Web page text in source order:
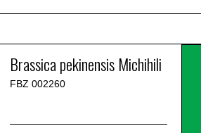
Brassica pekinensis Michihili
FBZ 002260